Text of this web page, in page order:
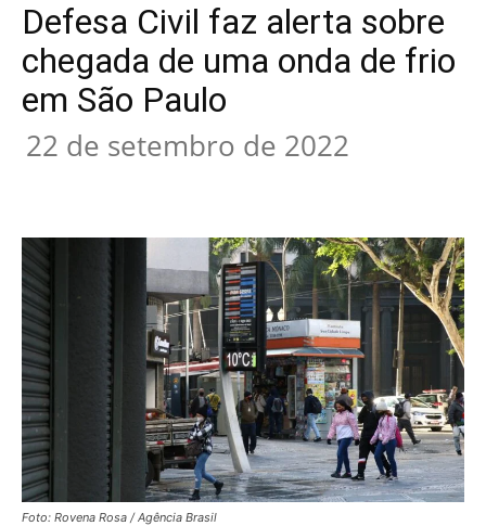
Defesa Civil faz alerta sobre
chegada de uma onda de frio
em São Paulo
22 de setembro de 2022
Foto: Rovena Rosa / Agência Brasil